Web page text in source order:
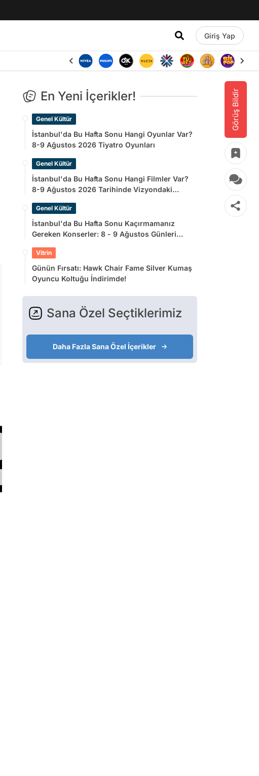
Giriş Yap
Görüş Bildir
En Yeni İçerikler!
Genel Kültür
İstanbul'da Bu Hafta Sonu Hangi Oyunlar Var?
8-9 Ağustos 2026 Tiyatro Oyunları
Genel Kültür
İstanbul'da Bu Hafta Sonu Hangi Filmler Var?
8-9 Ağustos 2026 Tarihinde Vizyondaki
Genel Kültür
İstanbul'da Bu Hafta Sonu Kaçırmamanız
Gereken Konserler: 8 - 9 Ağustos Günleri
Vitrin
Günün Fırsatı: Hawk Chair Fame Silver Kumaş
Oyuncu Koltuğu İndirimde!
Sana Özel Seçtiklerimiz
Daha Fazla Sana Özel İçerikler